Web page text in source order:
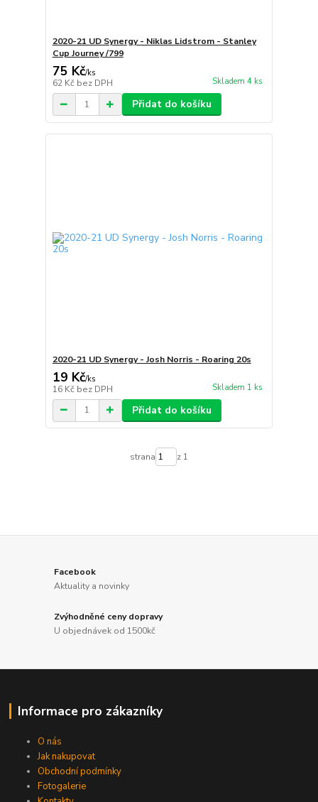
2020-21 UD Synergy - Niklas Lidstrom - Stanley
Cup Journey /799
75 Kč/ks
62 Kč bez DPH Skladem 4 ks
Přidat do košíku
2020-21 UD Synergy - Josh Norris - Roaring 20s
19 Kč/ks
16 Kč bez DPH Skladem 1 ks
Přidat do košíku
strana z 1
Facebook
Aktuality a novinky
Zvýhodněné ceny dopravy
U objednávek od 1500kč
Informace pro zákazníky
O nás
Jak nakupovat
Obchodní podmínky
Fotogalerie